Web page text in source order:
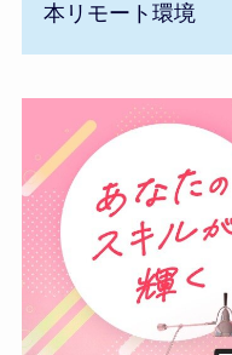
本リモート環境